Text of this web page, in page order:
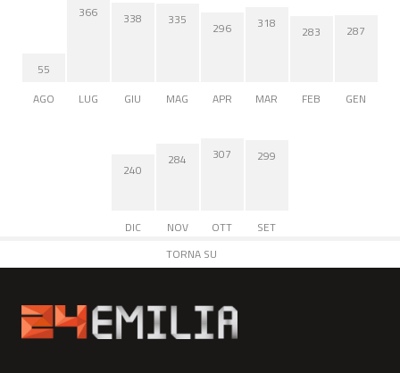
55
AGO
366
LUG
338
GIU
335
MAG
296
APR
318
MAR
283
FEB
287
GEN
240
DIC
284
NOV
307
OTT
299
SET
TORNA SU